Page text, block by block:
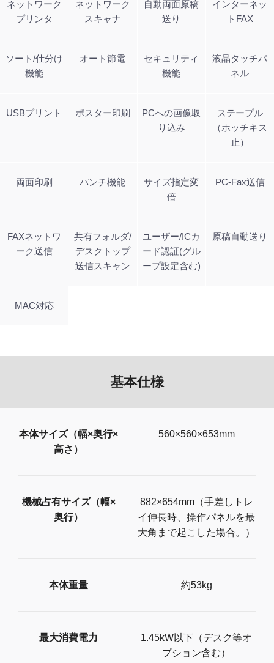
ネットワーク
プリンタ
ネットワーク
スキャナ
自動両面原稿
送り
インターネッ
トFAX
ソート/仕分け
機能
オート節電
セキュリティ
機能
液晶タッチパ
ネル
USBプリント ポスター印刷
PCへの画像取
り込み
ステープル
（ホッチキス
止）
両面印刷 パンチ機能
サイズ指定変
倍
PC-Fax送信
FAXネットワ
ーク送信
共有フォルダ/
デスクトップ
送信スキャン
ユーザー/ICカ
ード認証(グル
ープ設定含む)
原稿自動送り
MAC対応
基本仕様
本体サイズ（幅×奥行×
高さ）
560×560×653mm
機械占有サイズ（幅×
奥行）
882×654mm（手差しトレ
イ伸長時、操作パネルを最
大角まで起こした場合。）
本体重量 約53kg
最大消費電力
1.45kW以下（デスク等オ
プション含む）